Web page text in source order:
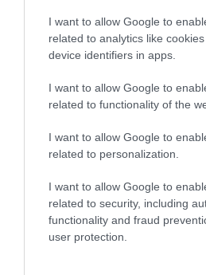
I want to allow Google to
related to analytics like
device identifiers in apps.
I want to allow Google to
related to functionality of the
I want to allow Google to
related to personalization.
I want to allow Google to
related to security, including
functionality and fraud
user protection.
Hadadyné Tóth Anna
Minden